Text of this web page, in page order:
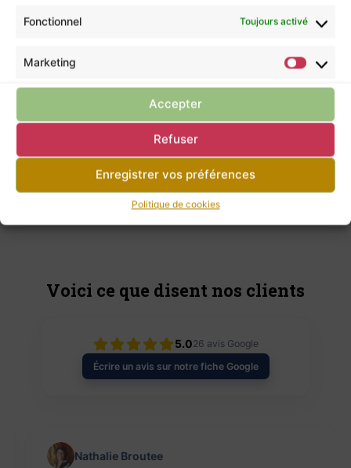
Fonctionnel Toujours activé
Marketing
Accepter
Refuser
Enregistrer vos préférences
Politique de cookies
Tu pourrais apprécier ces articles
Panier Anne Paul
Panier Hermine
Panier Hermine
14,00€
Voici ce que disent nos clients
5.026 avis Google
Écrire un avis sur notre fiche Google
Nathalie Broutee